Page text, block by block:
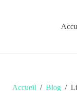
Accueil / Blog /